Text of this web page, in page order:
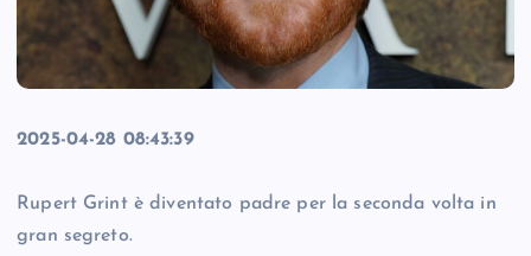
2025-04-28 08:43:39
Rupert Grint è diventato padre per la seconda volta in
gran segreto.